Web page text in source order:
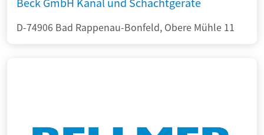
D-74906 Bad Rappenau-Bonfeld, Obere Mühle 11